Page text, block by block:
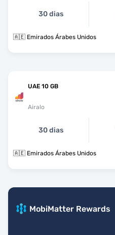
30 dias
🇦🇪 Emirados Árabes Unidos
UAE 10 GB
Airalo
30 dias
🇦🇪 Emirados Árabes Unidos
MobiMatter Rewards